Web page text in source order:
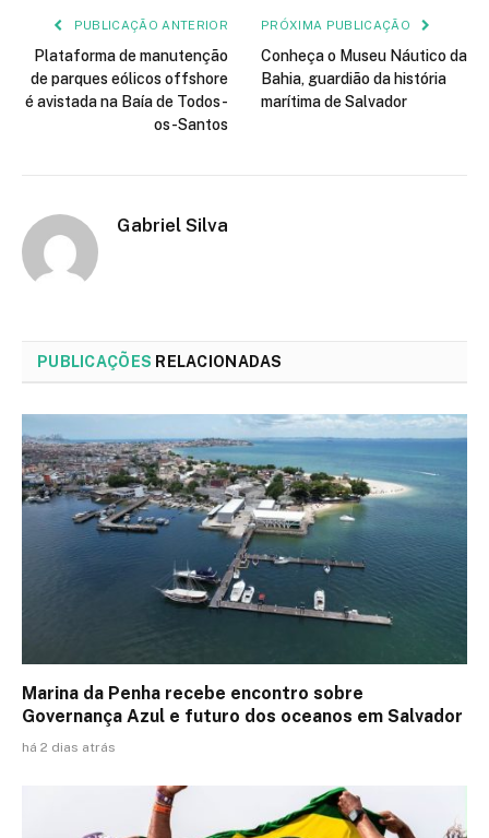
PUBLICAÇÃO ANTERIOR
Plataforma de manutenção
de parques eólicos offshore
é avistada na Baía de Todos-
os-Santos
PRÓXIMA PUBLICAÇÃO
Conheça o Museu Náutico da
Bahia, guardião da história
marítima de Salvador
Gabriel Silva
PUBLICAÇÕES RELACIONADAS
Marina da Penha recebe encontro sobre
Governança Azul e futuro dos oceanos em Salvador
há 2 dias atrás